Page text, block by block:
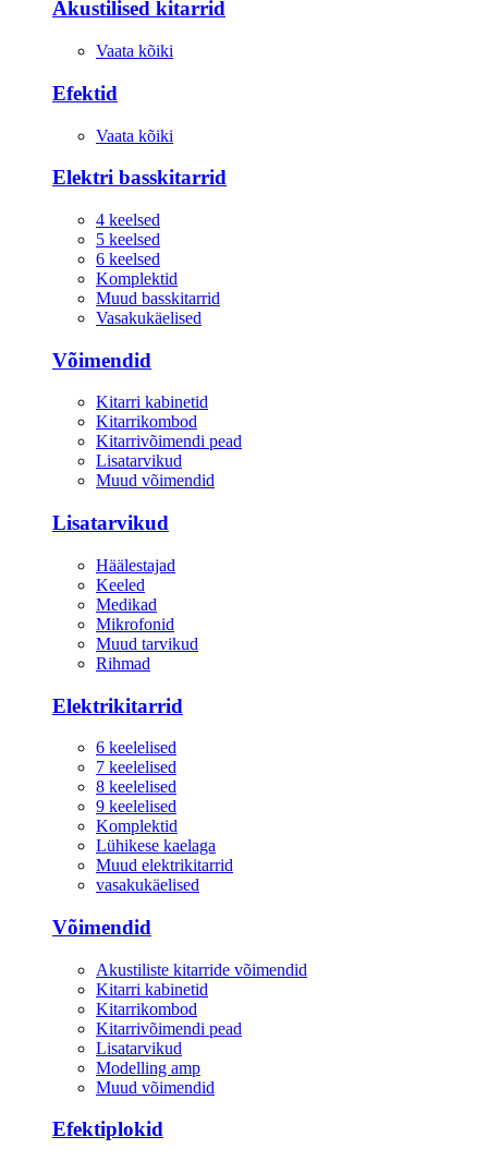
Akustilised kitarrid
Vaata kõiki
Efektid
Vaata kõiki
Elektri basskitarrid
4 keelsed
5 keelsed
6 keelsed
Komplektid
Muud basskitarrid
Vasakukäelised
Võimendid
Kitarri kabinetid
Kitarrikombod
Kitarrivõimendi pead
Lisatarvikud
Muud võimendid
Lisatarvikud
Häälestajad
Keeled
Medikad
Mikrofonid
Muud tarvikud
Rihmad
Elektrikitarrid
6 keelelised
7 keelelised
8 keelelised
9 keelelised
Komplektid
Lühikese kaelaga
Muud elektrikitarrid
vasakukäelised
Võimendid
Akustiliste kitarride võimendid
Kitarri kabinetid
Kitarrikombod
Kitarrivõimendi pead
Lisatarvikud
Modelling amp
Muud võimendid
Efektiplokid